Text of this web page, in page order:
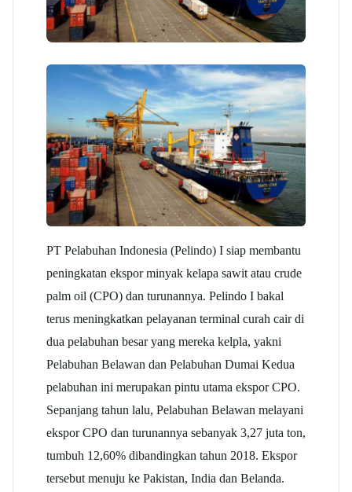
PT Pelabuhan Indonesia (Pelindo) I siap membantu
peningkatan ekspor minyak kelapa sawit atau crude
palm oil (CPO) dan turunannya. Pelindo I bakal
terus meningkatkan pelayanan terminal curah cair di
dua pelabuhan besar yang mereka kelpla, yakni
Pelabuhan Belawan dan Pelabuhan Dumai Kedua
pelabuhan ini merupakan pintu utama ekspor CPO.
Sepanjang tahun lalu, Pelabuhan Belawan melayani
ekspor CPO dan turunannya sebanyak 3,27 juta ton,
tumbuh 12,60% dibandingkan tahun 2018. Ekspor
tersebut menuju ke Pakistan, India dan Belanda.